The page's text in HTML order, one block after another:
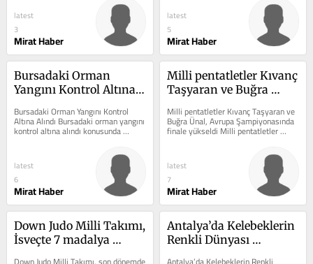
latest
3
Mirat Haber
latest
5
Mirat Haber
Bursadaki Orman
Yangını Kontrol Altına
Bursadaki Orman Yangını Kontrol
Altına Alındı Bursadaki orman yangını
kontrol altına alındı konusunda
latest
6
Mirat Haber
Milli pentatletler Kıvanç
Taşyaran ve Buğra
Şampiyonasında finale
yükseldi
Milli pentatletler Kıvanç Taşyaran ve
Buğra Ünal, Avrupa Şampiyonasında
finale yükseldi Milli pentatletler
Kıvanç Taşyaran ve Buğra Ünal...
latest
7
Mirat Haber
Down Judo Milli Takımı,
İsveçte 7 madalya
Antalya’da Kelebeklerin
Renkli Dünyası